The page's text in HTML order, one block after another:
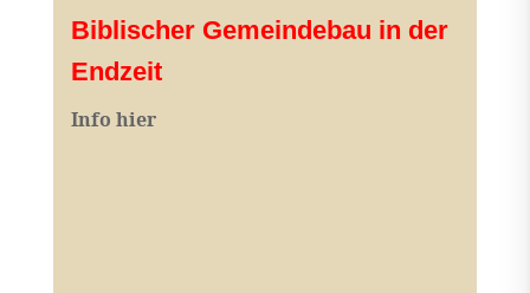
Biblischer Gemeindebau in der
Endzeit
Info hier